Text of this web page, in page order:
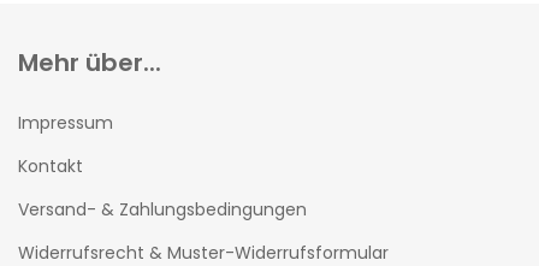
Mehr über...
Impressum
Kontakt
Versand- & Zahlungsbedingungen
Widerrufsrecht & Muster-Widerrufsformular